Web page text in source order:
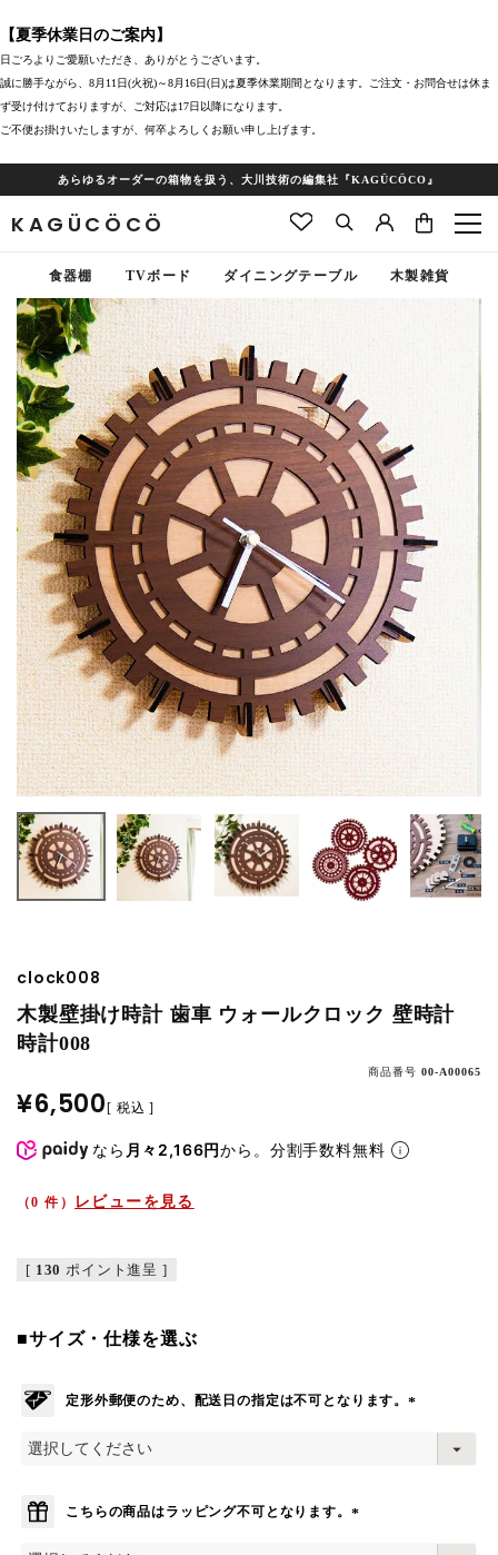
【夏季休業日のご案内】
日ごろよりご愛願いただき、ありがとうございます。
誠に勝手ながら、8月11日(火祝)～8月16日(日)は夏季休業期間となります。ご注文・お問合せは休ま
ず受け付けておりますが、ご対応は17日以降になります。
ご不便お掛けいたしますが、何卒よろしくお願い申し上げます。
あらゆるオーダーの箱物を扱う、大川技術の編集社『KAGÜCÖCO』
KAGÜCÖCÖ
食器棚 TVボード ダイニングテーブル 木製雑貨
clock008
木製壁掛け時計 歯車 ウォールクロック 壁時計
時計008
商品番号 00-A00065
¥6,500 税込
なら 月々2,166円から。分割手数料無料
（0 件） レビューを見る
[ 130 ポイント進呈 ]
■サイズ・仕様を選ぶ
定形外郵便のため、配送日の指定は不可となります。
こちらの商品はラッピング不可となります。